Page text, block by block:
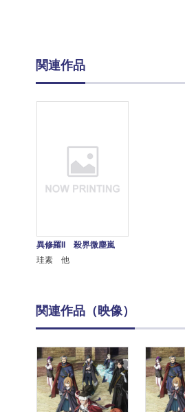
関連作品
異修羅II 殺界微塵嵐
珪素 他
関連作品（映像）